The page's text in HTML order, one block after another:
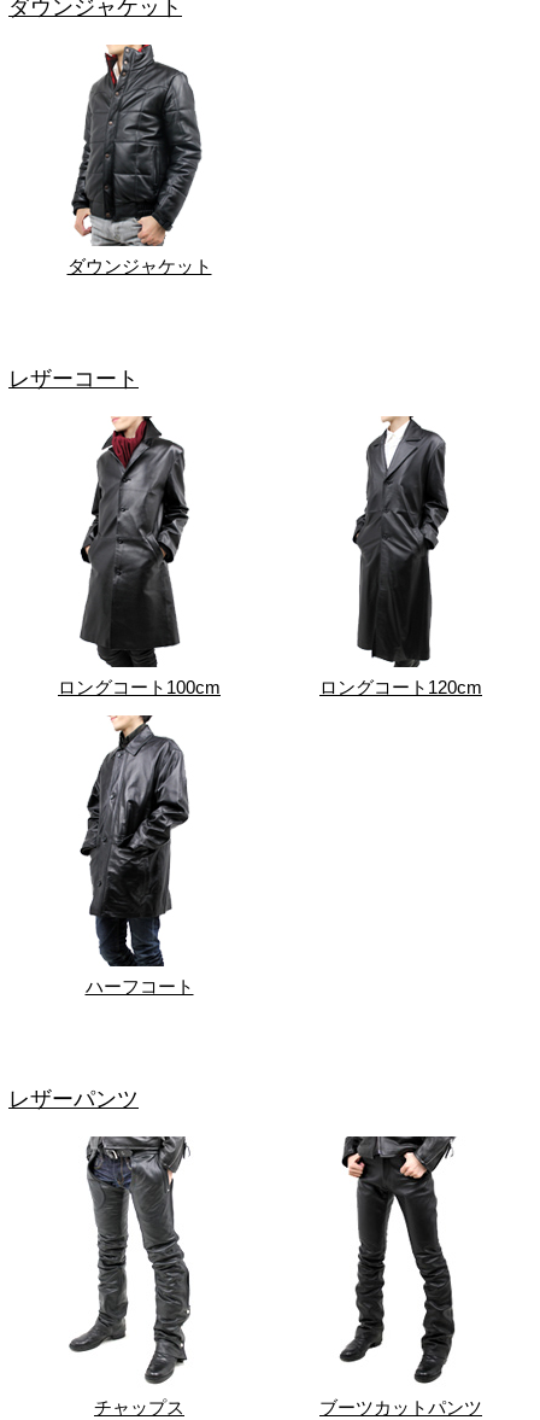
ダウンジャケット
ダウンジャケット
レザーコート
ロングコート100cm ロングコート120cm
ハーフコート
レザーパンツ
チャップス ブーツカットパンツ